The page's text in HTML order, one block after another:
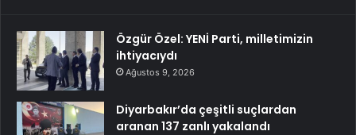
Özgür Özel: YENİ Parti, milletimizin
ihtiyacıydı
Ağustos 9, 2026
Diyarbakır’da çeşitli suçlardan
aranan 137 zanlı yakalandı